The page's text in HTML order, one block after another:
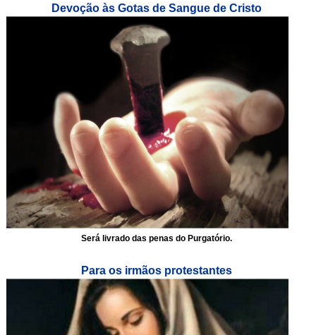
Devoção às Gotas de Sangue de Cristo
Será livrado das penas do Purgatório.
Para os irmãos protestantes